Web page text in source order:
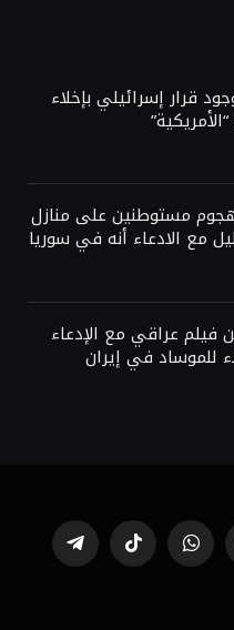
قرار إسرائيلي بإخلاء
مستوطنين على منازل
مع الادعاء أنه في سوريا
فيلم عراقي مع الإدعاء
للموساد في إيران
واتساب تيكتوك تيلقرام